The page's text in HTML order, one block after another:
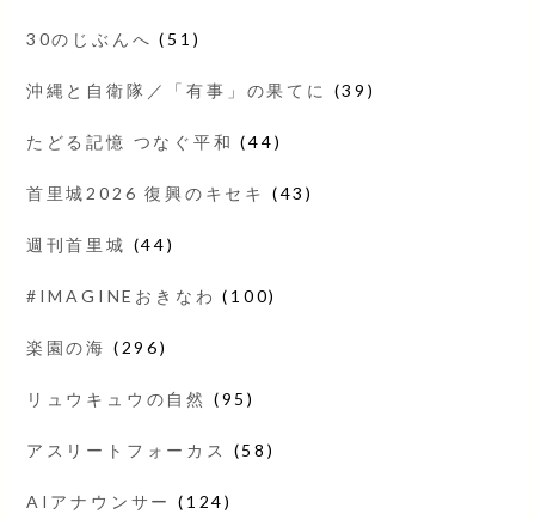
30のじぶんへ (51)
沖縄と自衛隊／「有事」の果てに (39)
たどる記憶 つなぐ平和 (44)
首里城2026 復興のキセキ (43)
週刊首里城 (44)
#IMAGINEおきなわ (100)
楽園の海 (296)
リュウキュウの自然 (95)
アスリートフォーカス (58)
AIアナウンサー (124)